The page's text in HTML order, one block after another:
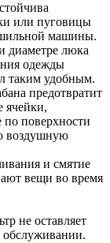
или пуговицы
машины.
диаметре люка
одежды
таким удобным.
предотвратит
ячейки,
поверхности
воздушную
и смятие
вещи во время
не оставляет
обслуживании.